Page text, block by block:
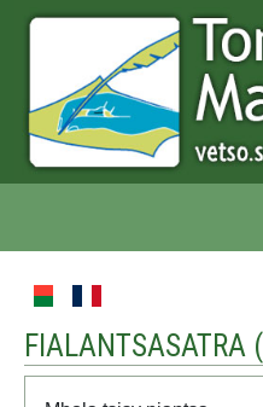
FIALANTSASATRA (